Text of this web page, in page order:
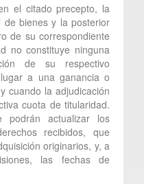
el citado precepto, la
de bienes y la posterior
de su correspondiente
no constituye ninguna
de su respectivo
a una ganancia o
cuando la adjudicación
cuota de titularidad.
podrán actualizar los
recibidos, que
originarios, y, a
las fechas de